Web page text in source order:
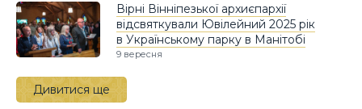
Вірні Вінніпезької архиєпархії
відсвяткували Ювілейний 2025 рік
в Українському парку в Манітобі
9 вересня
Дивитися ще